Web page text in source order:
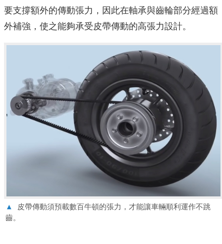
要支撐額外的傳動張力，因此在軸承與齒輪部分經過額
外補強，使之能夠承受皮帶傳動的高張力設計。
▲
皮帶傳動須預載數百牛頓的張力，才能讓車輛順利運作不跳
齒。